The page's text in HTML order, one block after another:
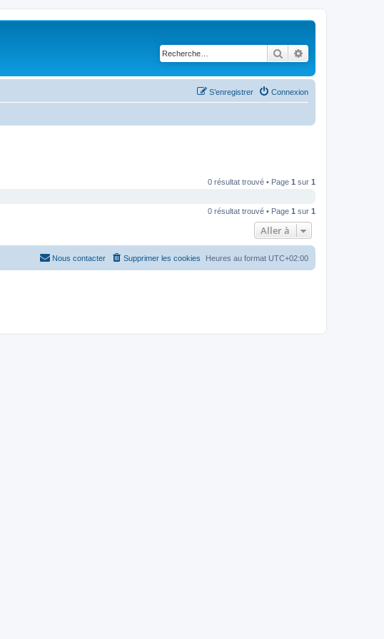
Rechercher
Connexion
S’enregistrer
0 résultat trouvé • Page 1 sur 1
0 résultat trouvé • Page 1 sur 1
Aller à
Heures au format UTC+02:00
Supprimer les cookies
Nous contacter